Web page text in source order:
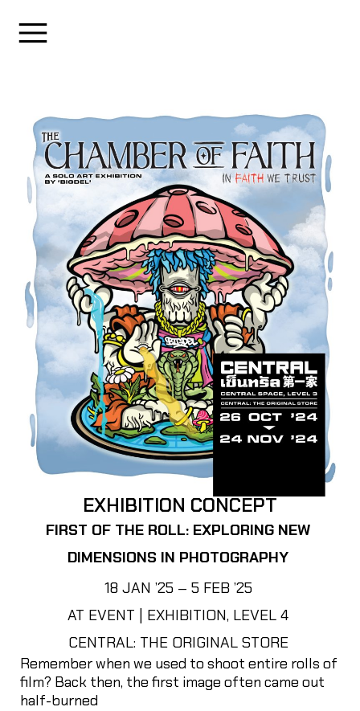
EXHIBITION CONCEPT
FIRST OF THE ROLL: EXPLORING NEW
DIMENSIONS IN PHOTOGRAPHY
18 JAN ’25 – 5 FEB ’25
AT EVENT | EXHIBITION, LEVEL 4
CENTRAL: THE ORIGINAL STORE
Remember when we used to shoot entire rolls of
film? Back then, the first image often came out
half-burned